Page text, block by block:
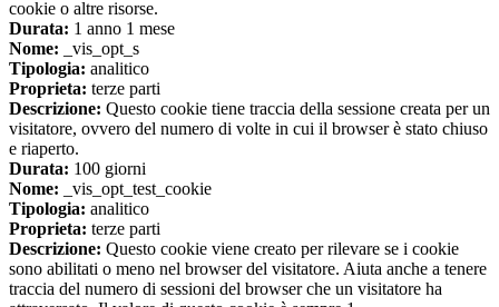
cookie o altre risorse.
Durata: 1 anno 1 mese
Nome: _vis_opt_s
Tipologia: analitico
Proprieta: terze parti
Descrizione: Questo cookie tiene traccia della sessione creata per un
visitatore, ovvero del numero di volte in cui il browser è stato chiuso
e riaperto.
Durata: 100 giorni
Nome: _vis_opt_test_cookie
Tipologia: analitico
Proprieta: terze parti
Descrizione: Questo cookie viene creato per rilevare se i cookie
sono abilitati o meno nel browser del visitatore. Aiuta anche a tenere
traccia del numero di sessioni del browser che un visitatore ha